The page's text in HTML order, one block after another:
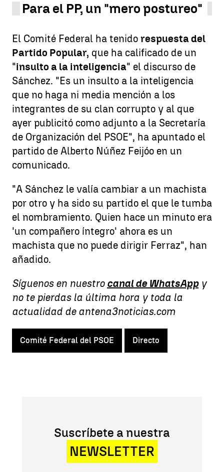
Para el PP, un "mero postureo"
El Comité Federal ha tenido respuesta del
Partido Popular, que ha calificado de un
"insulto a la inteligencia" el discurso de
Sánchez. "Es un insulto a la inteligencia
que no haga ni media mención a los
integrantes de su clan corrupto y al que
ayer publicitó como adjunto a la Secretaría
de Organización del PSOE", ha apuntado el
partido de Alberto Núñez Feijóo en un
comunicado.
"A Sánchez le valía cambiar a un machista
por otro y ha sido su partido el que le tumba
el nombramiento. Quien hace un minuto era
'un compañero íntegro' ahora es un
machista que no puede dirigir Ferraz", han
añadido.
Síguenos en nuestro canal de WhatsAppy
no te pierdas la última hora y toda la
actualidad de antena3noticias.com
Comité Federal del PSOE Directo
Suscríbete a nuestra
NEWSLETTER